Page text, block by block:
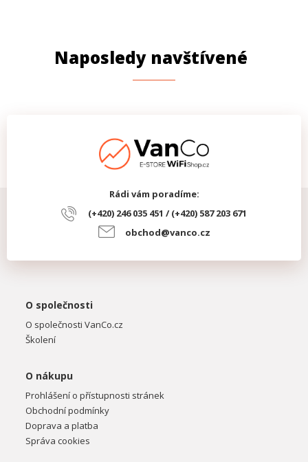
Naposledy navštívené
Rádi vám poradíme:
(+420) 246 035 451 / (+420) 587 203 671
obchod@vanco.cz
O společnosti
O společnosti VanCo.cz
Školení
O nákupu
Prohlášení o přístupnosti stránek
Obchodní podmínky
Doprava a platba
Správa cookies